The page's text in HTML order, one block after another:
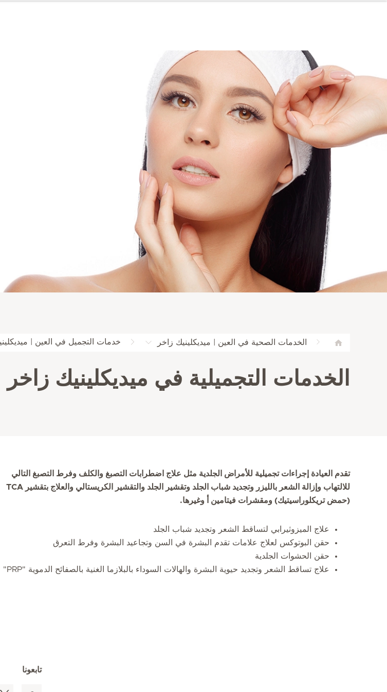
الخدمات الصحية في العين | ميديكلينيك زاخر خدمات التجميل في العين |
الخدمات التجميلية في ميديكلينيك زاخر
تقدم العيادة إجراءات تجميلية للأمراض الجلدية مثل علاج اضطرابات التصبغ والكلف وفرط التصبغ التالي
للالتهاب وإزالة الشعر بالليزر وتجديد شباب الجلد وتقشير الجلد والتقشير الكريستالي والعلاج بتقشير TCA
(حمض تريكلوراسيتيك) ومقشرات فيتامين أ وغيرها.
علاج الميزوثيرابي لتساقط الشعر وتجديد شباب الجلد
حقن البوتوكس لعلاج علامات تقدم البشرة في السن وتجاعيد البشرة وفرط التعرق
حقن الحشوات الجلدية
علاج تساقط الشعر وتجديد حيوية البشرة والهالات السوداء بالبلازما الغنية بالصفائح الدموية "PRP"
تابعونا